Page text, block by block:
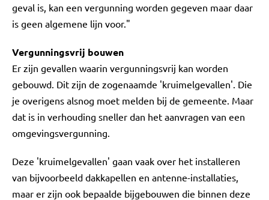
geval is, kan een vergunning worden gegeven maar daar
is geen algemene lijn voor."
Vergunningsvrij bouwen
Er zijn gevallen waarin vergunningsvrij kan worden
gebouwd. Dit zijn de zogenaamde 'kruimelgevallen'. Die
je overigens alsnog moet melden bij de gemeente. Maar
dat is in verhouding sneller dan het aanvragen van een
omgevingsvergunning.
Deze 'kruimelgevallen' gaan vaak over het installeren
van bijvoorbeeld dakkapellen en antenne-installaties,
maar er zijn ook bepaalde bijgebouwen die binnen deze